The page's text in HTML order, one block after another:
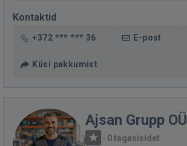
Kontaktid
+372 *** *** 36 E-post
Küsi pakkumist
Ajsan Grupp OÜ
· 0 tagasisidet